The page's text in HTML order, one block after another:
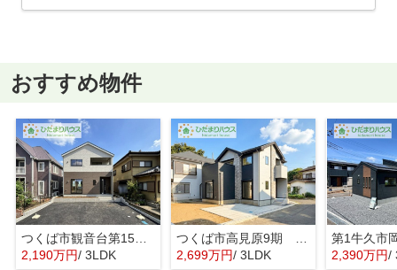
おすすめ物件
つくば市観音台第15 新築戸建
2,190万円/ 3LDK
2,699万円/ 3LDK 2,390万円/